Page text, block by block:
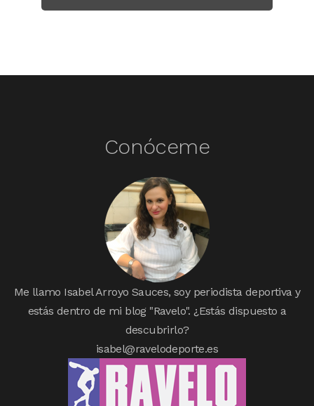
Conóceme
Me llamo Isabel Arroyo Sauces, soy periodista deportiva y
estás dentro de mi blog "Ravelo". ¿Estás dispuesto a
descubrirlo?
isabel@ravelodeporte.es